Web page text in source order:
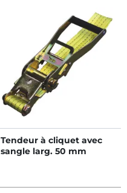
Tendeur à cliquet avec
sangle larg. 50 mm